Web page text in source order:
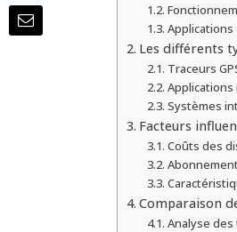
Les différents
Traceurs
Systèmes
Facteurs
Coûts des
Comparaison
Analyse